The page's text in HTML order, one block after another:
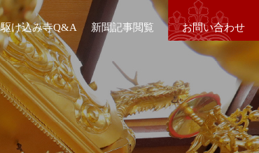
駆け込み寺Q&A 新聞記事閲覧 お問い合わせ